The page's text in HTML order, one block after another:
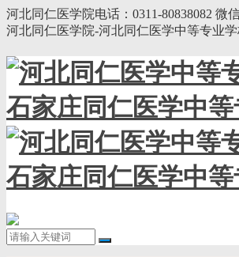
河北同仁医学院电话：0311-80838082 微
河北同仁医学院-河北同仁医学中等专业学